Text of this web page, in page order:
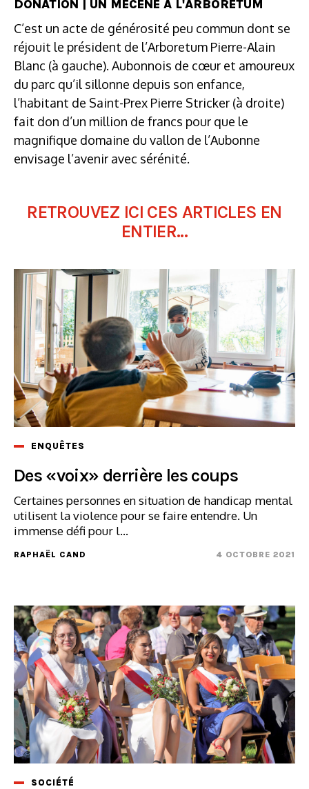
DONATION | UN MÉCÈNE À L'ARBORETUM
C’est un acte de générosité peu commun dont se
réjouit le président de l’Arboretum Pierre-Alain
Blanc (à gauche). Aubonnois de cœur et amoureux
du parc qu’il sillonne depuis son enfance,
l’habitant de Saint-Prex Pierre Stricker (à droite)
fait don d’un million de francs pour que le
magnifique domaine du vallon de l’Aubonne
envisage l’avenir avec sérénité.
RETROUVEZ ICI CES ARTICLES EN
ENTIER...
ENQUÊTES
Des «voix» derrière les coups
Certaines personnes en situation de handicap mental
utilisent la violence pour se faire entendre. Un
immense défi pour l...
RAPHAËL CAND 4 OCTOBRE 2021
SOCIÉTÉ